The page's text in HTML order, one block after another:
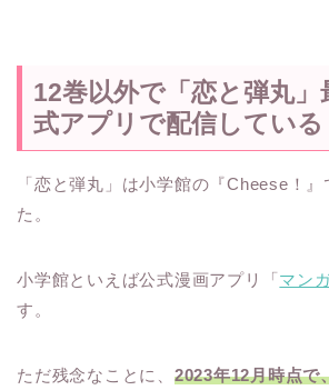
12巻以外で「恋と弾丸」
式アプリで配信している
「恋と弾丸」は小学館の『Cheese！
た。
小学館といえば公式漫画アプリ「マン
す。
ただ残念なことに、 2023年12月時点で